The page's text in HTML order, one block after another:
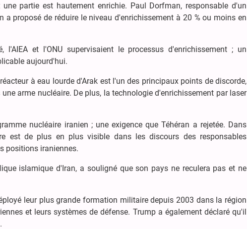
partie est hautement enrichie. Paul Dorfman, responsable d'un
a proposé de réduire le niveau d'enrichissement à 20 % ou moins en
l'AIEA et l'ONU supervisaient le processus d'enrichissement ; un
aujourd'hui.
à eau lourde d'Arak est l'un des principaux points de discorde,
arme nucléaire. De plus, la technologie d'enrichissement par laser
nucléaire iranien ; une exigence que Téhéran a rejetée. Dans
est de plus en plus visible dans les discours des responsables
positions iraniennes.
islamique d'Iran, a souligné que son pays ne reculera pas et ne
leur plus grande formation militaire depuis 2003 dans la région
et leurs systèmes de défense. Trump a également déclaré qu'il